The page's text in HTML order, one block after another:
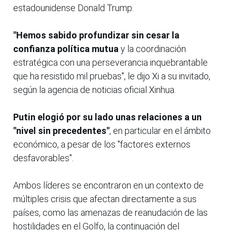
estadounidense Donald Trump.
"Hemos sabido profundizar sin cesar la
confianza política mutua y la coordinación
estratégica con una perseverancia inquebrantable
que ha resistido mil pruebas", le dijo Xi a su invitado,
según la agencia de noticias oficial Xinhua.
Putin elogió por su lado unas relaciones a un
"nivel sin precedentes", en particular en el ámbito
económico, a pesar de los "factores externos
desfavorables".
Ambos líderes se encontraron en un contexto de
múltiples crisis que afectan directamente a sus
países, como las amenazas de reanudación de las
hostilidades en el Golfo, la continuación del